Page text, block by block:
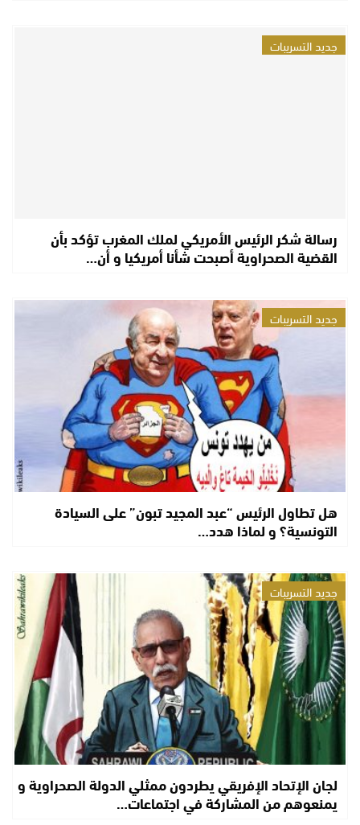
جديد التسريبات
رسالة شكر الرئيس الأمريكي لملك المغرب تؤكد بأن
القضية الصحراوية أصبحت شأنا أمريكيا و أن…
جديد التسريبات
هل تطاول الرئيس “عبد المجيد تبون” على السيادة
التونسية؟ و لماذا هدد…
جديد التسريبات
لجان الإتحاد الإفريقي يطردون ممثلي الدولة الصحراوية و
يمنعوهم من المشاركة في اجتماعات…